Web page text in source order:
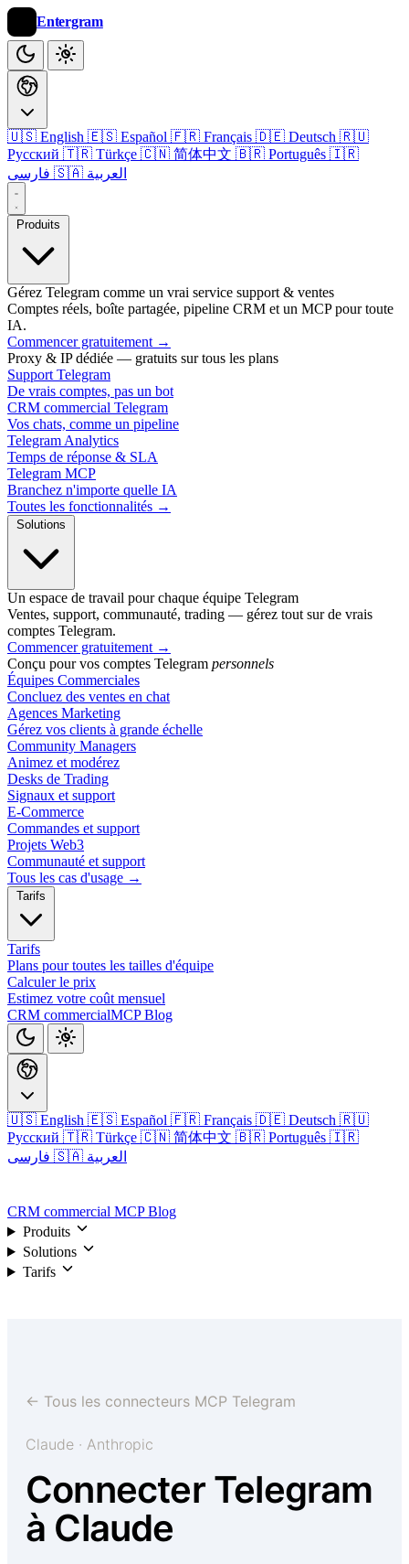
Entergram
🇺🇸 English 🇪🇸 Español 🇫🇷 Français 🇩🇪 Deutsch 🇷🇺
Русский 🇹🇷 Türkçe 🇨🇳 简体中文 🇧🇷 Português 🇮🇷
🇸🇦 العربية
Produits
Gérez Telegram comme un vrai service support & ventes
Comptes réels, boîte partagée, pipeline CRM et un MCP pour toute
IA.
Commencer gratuitement →
Proxy & IP dédiée — gratuits sur tous les plans
Support Telegram
De vrais comptes, pas un bot
CRM commercial Telegram
Vos chats, comme un pipeline
Telegram Analytics
Temps de réponse & SLA
Telegram MCP
Branchez n'importe quelle IA
Toutes les fonctionnalités →
Solutions
Un espace de travail pour chaque équipe Telegram
Ventes, support, communauté, trading — gérez tout sur de vrais
comptes Telegram.
Commencer gratuitement →
Conçu pour vos comptes Telegram personnels
Équipes Commerciales
Concluez des ventes en chat
Agences Marketing
Gérez vos clients à grande échelle
Community Managers
Animez et modérez
Desks de Trading
Signaux et support
E-Commerce
Commandes et support
Projets Web3
Communauté et support
Tous les cas d'usage →
Tarifs
Tarifs
Plans pour toutes les tailles d'équipe
Calculer le prix
Estimez votre coût mensuel
CRM commercialMCPBlog
🇺🇸 English 🇪🇸 Español 🇫🇷 Français 🇩🇪 Deutsch 🇷🇺
Русский 🇹🇷 Türkçe 🇨🇳 简体中文 🇧🇷 Português 🇮🇷
🇸🇦 العربية
CRM commercial MCPBlog
Produits
Solutions
Tarifs
← Tous les connecteurs MCP Telegram
Claude · Anthropic
Connecter Telegram
à Claude